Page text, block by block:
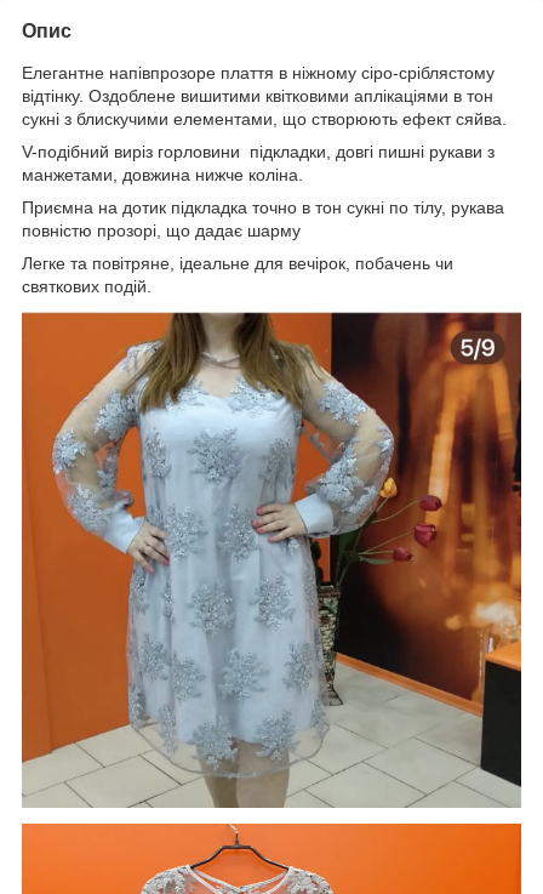
Опис
Елегантне напівпрозоре плаття в ніжному сіро-сріблястому
відтінку. Оздоблене вишитими квітковими аплікаціями в тон
сукні з блискучими елементами, що створюють ефект сяйва.
V-подібний виріз горловини підкладки, довгі пишні рукави з
манжетами, довжина нижче коліна.
Приємна на дотик підкладка точно в тон сукні по тілу, рукава
повністю прозорі, що дадає шарму
Легке та повітряне, ідеальне для вечірок, побачень чи
святкових подій.